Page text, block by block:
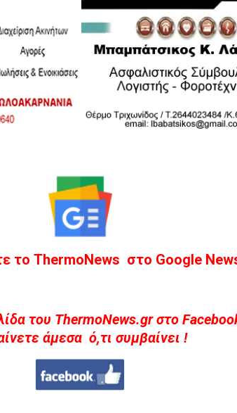
το ThermoNews στο Google
του ThermoNews.gr στο
άμεσα ό,τι συμβαίνει !